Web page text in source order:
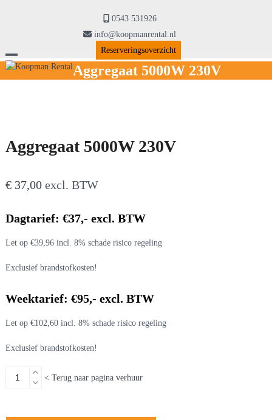
0543 531926
info@koopmanrental.nl
Reserveringsoverzicht
Open
Close
Aggregaat 5000W 230V
Aggregaat 5000W 230V
€37,00excl. BTW
Dagtarief: €37,- excl. BTW
Let op €39,96 incl. 8% schade risico regeling
Exclusief brandstofkosten!
Weektarief: €95,- excl. BTW
Let op €102,60 incl. 8% schade risico regeling
Exclusief brandstofkosten!
Aggregaat
< Terug naar pagina verhuur